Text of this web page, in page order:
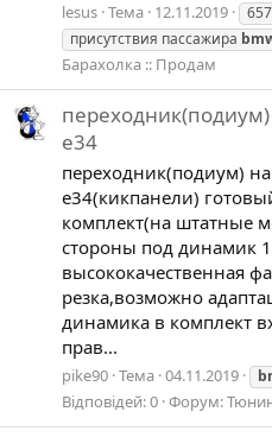
lesus Тема 12.11.2019
присутствия пассажира
Барахолка :: Продам
e34
переходник(подиум)
e34(кикпанели)
комплект(на штатные
стороны под динамик
высококачественная
резка,возможно
динамика в комплект
прав...
pike90 Тема 04.11.2019
Відповідей: 0 Форум: